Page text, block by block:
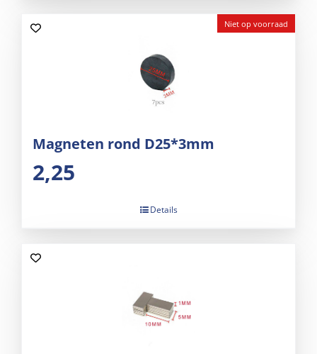
Niet op voorraad
Magneten rond D25*3mm
2,25
Details